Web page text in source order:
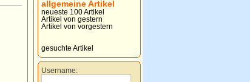
allgemeine Artikel
neueste 100 Artikel
Artikel von gestern
Artikel von vorgestern
gesuchte Artikel
Username: